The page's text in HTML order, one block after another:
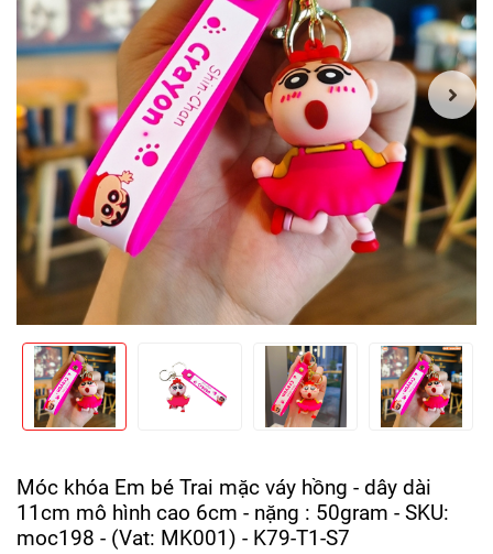
Móc khóa Em bé Trai mặc váy hồng - dây dài
11cm mô hình cao 6cm - nặng : 50gram - SKU:
moc198 - (Vat: MK001) - K79-T1-S7